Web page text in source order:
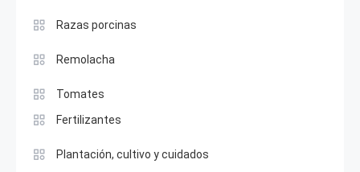
Razas porcinas
Remolacha
Tomates
Fertilizantes
Plantación, cultivo y cuidados